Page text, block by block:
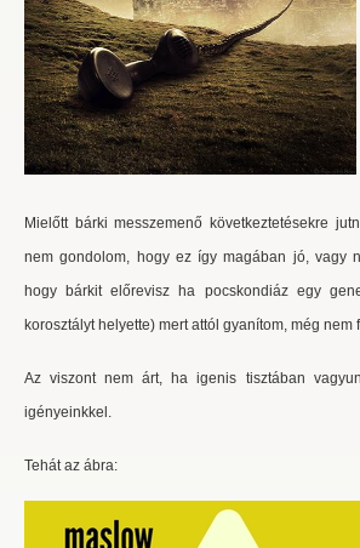
Mielőtt bárki messzemenő következtetésekre
nem gondolom, hogy ez így magában jó, vagy
hogy bárkit előrevisz ha pocskondiáz egy
korosztályt helyette) mert attól gyanítom, még
Az viszont nem árt, ha igenis tisztában
igényeinkkel.
Tehát az ábra: